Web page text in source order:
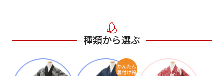
日 月 火 水 木 金 土
1
2月 新着 【 小学生卒業式袴(男の子) 】入荷！
種類から選ぶ